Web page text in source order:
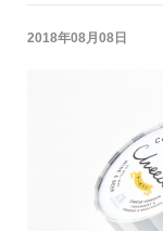
2018年08月08日